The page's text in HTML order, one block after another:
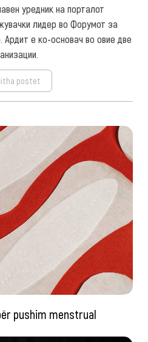
уредник на порталот
лидер во Форумот за
е ко-основач во овие две
postet
pushim menstrual